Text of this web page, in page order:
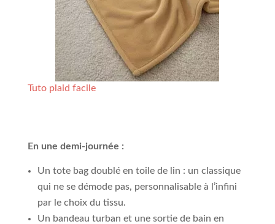
Tuto plaid facile
En une demi-journée :
Un tote bag doublé en toile de lin : un classique
qui ne se démode pas, personnalisable à l’infini
par le choix du tissu.
Un bandeau turban et une sortie de bain en